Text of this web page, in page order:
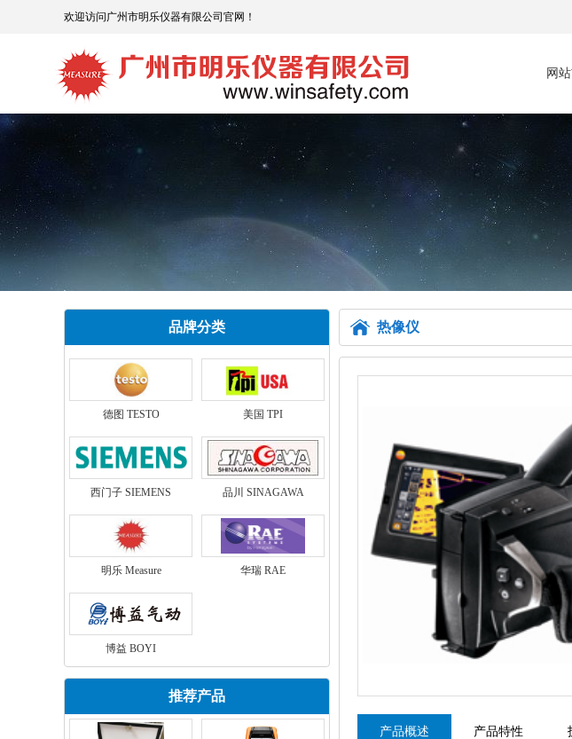
欢迎访问广州市明乐仪器有限公司官网！
网
品牌分类
德图 TESTO 美国 TPI
西门子 SIEMENS 品川 SINAGAWA
明乐 Measure 华瑞 RAE
博益 BOYI
推荐产品
热像仪
产品概述 产品特性